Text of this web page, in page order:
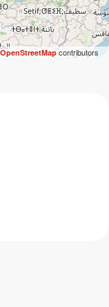
OpenStreetMapcontributors